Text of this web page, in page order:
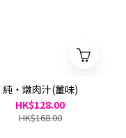
純・燉肉汁(薑味)
HK$128.00
HK$168.00